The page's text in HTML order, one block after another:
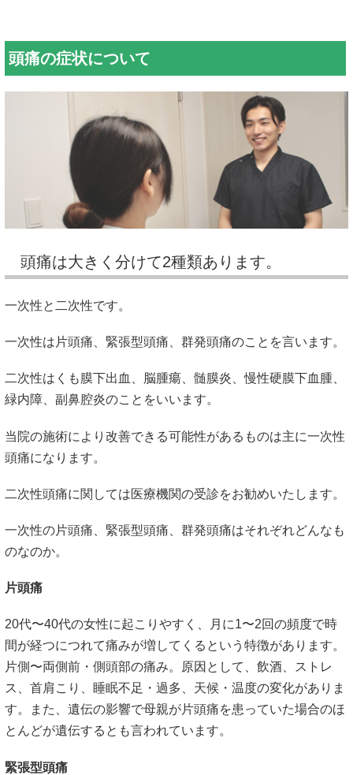
頭痛の症状について
頭痛は大きく分けて2種類あります。
一次性と二次性です。
一次性は片頭痛、緊張型頭痛、群発頭痛のことを言います。
二次性はくも膜下出血、脳腫瘍、髄膜炎、慢性硬膜下血腫、
緑内障、副鼻腔炎のことをいいます。
当院の施術により改善できる可能性があるものは主に一次性
頭痛になります。
二次性頭痛に関しては医療機関の受診をお勧めいたします。
一次性の片頭痛、緊張型頭痛、群発頭痛はそれぞれどんなも
のなのか。
片頭痛
20代〜40代の女性に起こりやすく、月に1〜2回の頻度で時
間が経つにつれて痛みが増してくるという特徴があります。
片側〜両側前・側頭部の痛み。原因として、飲酒、ストレ
ス、首肩こり、睡眠不足・過多、天候・温度の変化がありま
す。また、遺伝の影響で母親が片頭痛を患っていた場合のほ
とんどが遺伝するとも言われています。
緊張型頭痛